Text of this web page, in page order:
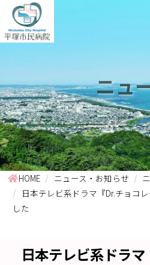
ニュ
HOME ニュース・お知らせ
日本テレビ系ドラマ『Dr.チョコ
した
日本テレビ系ドラ